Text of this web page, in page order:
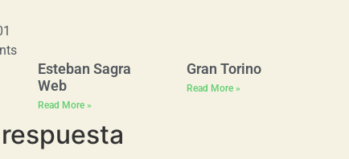
Esteban Sagra
Web
Read More »
Gran Torino
Read More »